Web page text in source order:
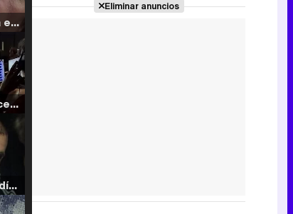
Filmin estrena el tráiler de 'Millennial Mal', su nueva comedia universitaria de la mano de Lorena Iglesias
'120 Minutos' celebra sus 2.000 programas en Telemadrid con un vídeo del día a día en la redacción
Tráiler de '33 días', la nueva serie de Atresplayer con Julián Villagrán y José Manuel Poga
Eliminar anuncios